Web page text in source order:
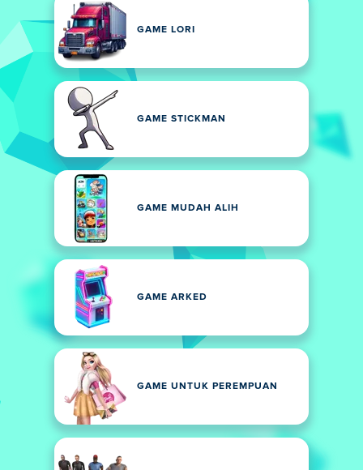
GAME LORI
GAME STICKMAN
GAME MUDAH ALIH
GAME ARKED
GAME UNTUK PEREMPUAN